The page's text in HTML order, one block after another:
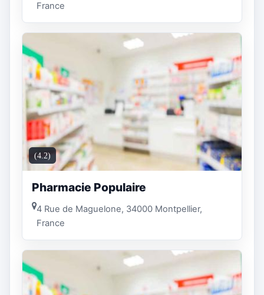
France
(4.2)
Pharmacie Populaire
4 Rue de Maguelone, 34000 Montpellier,
France